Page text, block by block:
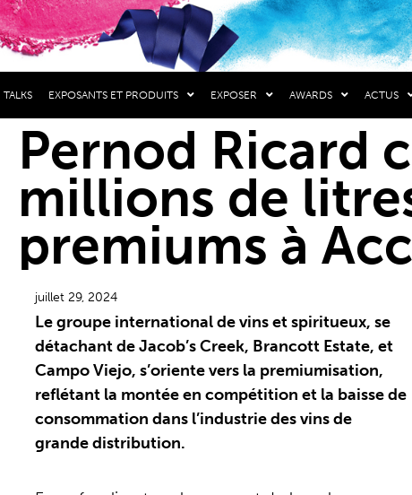
TALKS EXPOSANTS ET PRODUITS EXPOSER AWARDS ACTUS
Pernod Ricard
millions de
premiums à
juillet 29, 2024
Le groupe international de vins et spiritueux, se
détachant de Jacob’s Creek, Brancott Estate, et
Campo Viejo, s’oriente vers la premiumisation,
reflétant la montée en compétition et la baisse de
consommation dans l’industrie des vins de
grande distribution.